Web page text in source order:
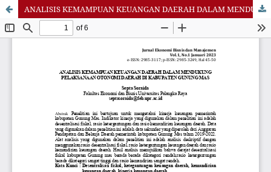
ANALISIS KEMAMPUAN KEUANGAN DAERAH DALAM MENDUKUNG PELAKSANAAN OTONOMI DAERAH DI KABUPATEN GUNUNG MAS